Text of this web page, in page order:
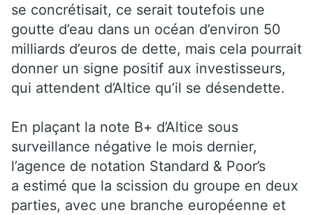
se concrétisait, ce serait toutefois une
goutte d’eau dans un océan d’environ 50
milliards d’euros de dette, mais cela pourrait
donner un signe positif aux investisseurs,
qui attendent d’Altice qu’il se désendette.
En plaçant la note B+ d’Altice sous
surveillance négative le mois dernier,
l’agence de notation Standard & Poor’s
a estimé que la scission du groupe en deux
parties, avec une branche européenne et